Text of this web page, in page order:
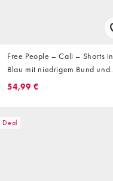
Free People – Cali – Shorts in
Blau mit niedrigem Bund und
Umschlag
54,99 €
Deal